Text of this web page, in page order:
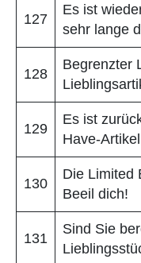
127
Es ist
sehr lange
128
Begrenzter
129
Es ist
Have-Artikel
130
Die Limited
Beeil dich!
131
Sind Sie